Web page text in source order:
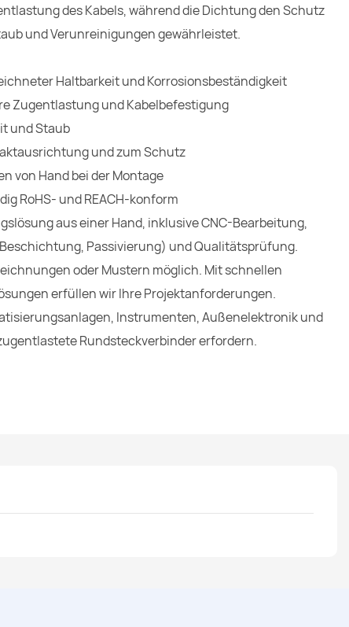
des Kabels, während die Dichtung den Schutz
und Verunreinigungen gewährleistet.
Haltbarkeit und Korrosionsbeständigkeit
Zugentlastung und Kabelbefestigung
und Staub
und zum Schutz
von Hand bei der Montage
RoHS- und REACH-konform
aus einer Hand, inklusive CNC-Bearbeitung,
Passivierung) und Qualitätsprüfung.
oder Mustern möglich. Mit schnellen
erfüllen wir Ihre Projektanforderungen.
Instrumenten, Außenelektronik und
Rundsteckverbinder erfordern.